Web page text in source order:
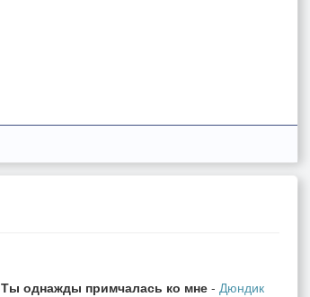
Ты однажды примчалась ко мне - Дюндик